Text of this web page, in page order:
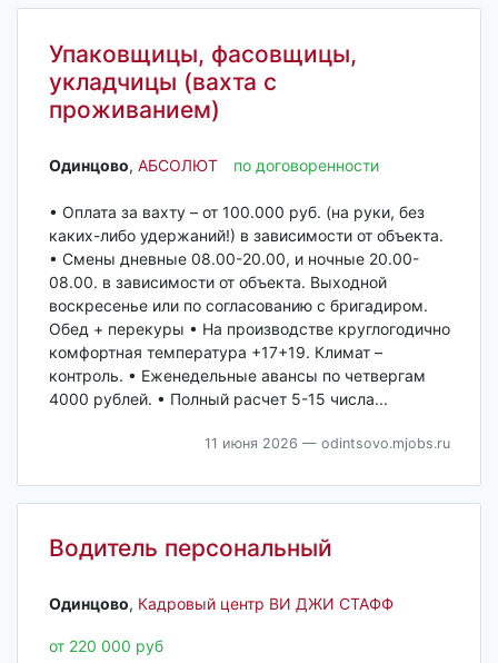
Упаковщицы, фасовщицы,
укладчицы (вахта с
проживанием)
Одинцово‎, АБСОЛЮТ по договоренности
• Оплата за вахту – от 100.000 руб. (на руки, без
каких-либо удержаний!) в зависимости от объекта.
• Смены дневные 08.00-20.00, и ночные 20.00-
08.00. в зависимости от объекта. Выходной
воскресенье или по согласованию с бригадиром.
Обед + перекуры • На производстве круглогодично
комфортная температура +17+19. Климат –
контроль. • Еженедельные авансы по четвергам
4000 рублей. • Полный расчет 5-15 числа...
11 июня 2026 — odintsovo.mjobs.ru
Водитель персональный
Одинцово‎, Кадровый центр ВИ ДЖИ СТАФФ
от 220 000 руб